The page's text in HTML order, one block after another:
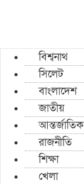
বিশ্বনাথ
সিলেট
বাংলাদেশ
জাতীয়
আন্তর্জাতিক
রাজনীতি
শিক্ষা
খেলা